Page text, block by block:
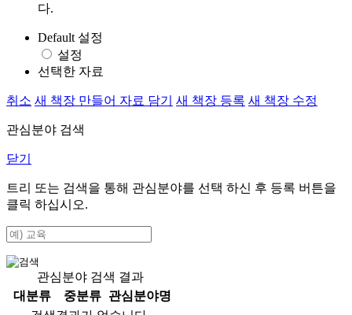
다.
Default 설정
설정
선택한 자료
취소 새 책장 만들어 자료 담기 새 책장 등록 새 책장 수정
관심분야 검색
닫기
트리 또는 검색을 통해 관심분야를 선택 하신 후 등록 버튼을
클릭 하십시오.
관심분야 검색 결과
대분류
중분류
관심분야명